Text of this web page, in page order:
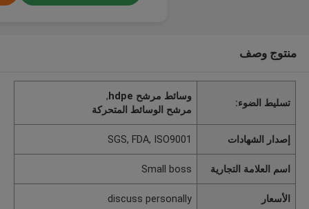
منتوج وصف
تسليط الضوء:
وسائط مرشح hdpe
,
مرشح الوسائط المتحركة
إصدار الشهادات SGS, FDA, ISO9001
اسم العلامة التجارية Small boss
الأسعار discuss personally